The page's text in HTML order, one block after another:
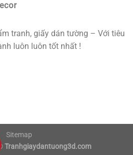
tranh, giấy dán tường – Với tiêu
luôn luôn tốt nhất !
Sitemap
Tranhgiaydantuong3d.com